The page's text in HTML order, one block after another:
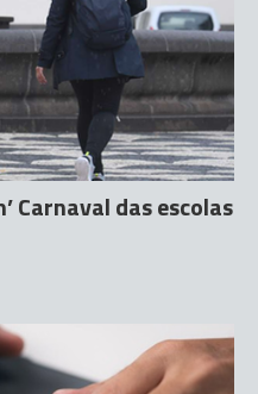
Carnaval das escolas